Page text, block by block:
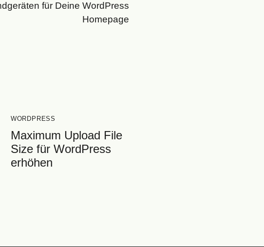
für Deine WordPress
Homepage
WORDPRESS
Maximum Upload File
Size für WordPress
erhöhen